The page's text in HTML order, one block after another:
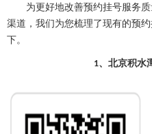
为更好地改善预约挂号服务
渠道，我们为您梳理了现有的预
下。
1、 北京积水